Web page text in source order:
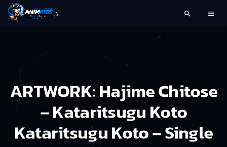
search menu
ARTWORK: Hajime Chitose
– Kataritsugu Koto
Kataritsugu Koto – Single